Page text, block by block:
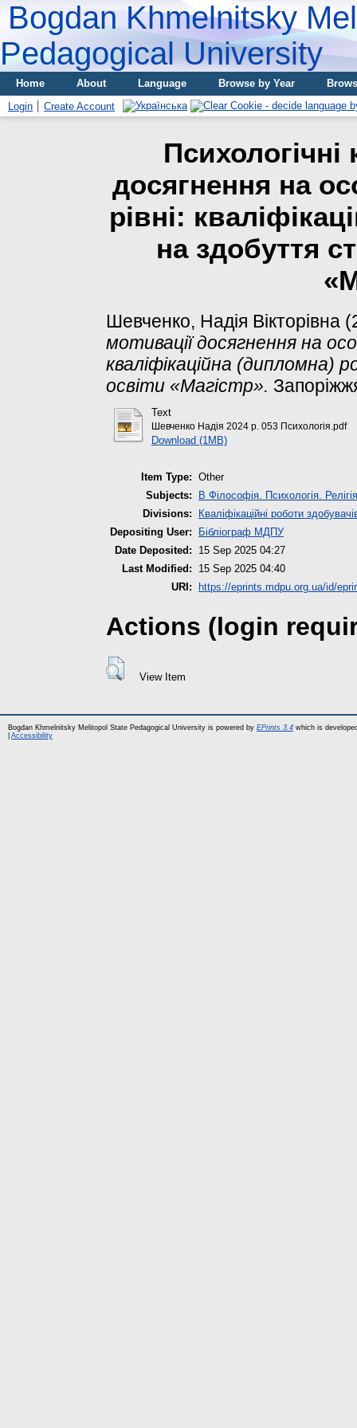
Bogdan Khmelnitsky
Pedagogical University
Home About Language Browse by Year
Login
Create Account
Психологічні
досягнення на
рівні:
на здобуття
Шевченко, Надія Вікторівна
мотивації досягнення на
кваліфікаційна
освіти «Магістр».
Text
Шевченко Надія 2024 р. 053 Психологія.pdf
Download (1MB)
Item Type: Other
Subjects:
B Філософія. Психологія. Релігія
Divisions:
Кваліфікаційні роботи
Depositing User:
Бібліограф МДПУ
Date Deposited:
15 Sep 2025 04:27
Last Modified:
15 Sep 2025 04:40
URI:
https://eprints.mdpu.org.ua/id/
Actions (login
View Item
Bogdan Khmelnitsky Melitopol State Pedagogical University is powered by EPrints 3.4 which is
Accessibility